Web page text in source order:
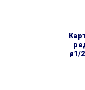
картридж-фільтр для
ø1/